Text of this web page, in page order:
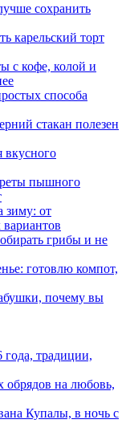
сохранить
карельский торт
с кофе, колой и
способа
стакан полезен
вкусного
пышного
зиму: от
грибы и не
готовлю компот,
почему вы
традиции,
обрядов на любовь,
Купалы, в ночь с